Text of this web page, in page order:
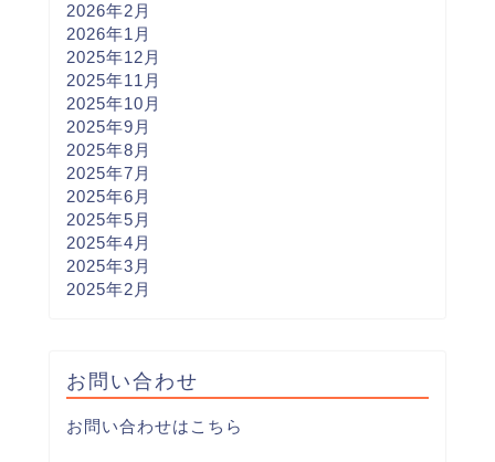
2026年2月
2026年1月
2025年12月
2025年11月
2025年10月
2025年9月
2025年8月
2025年7月
2025年6月
2025年5月
2025年4月
2025年3月
2025年2月
お問い合わせ
お問い合わせはこちら